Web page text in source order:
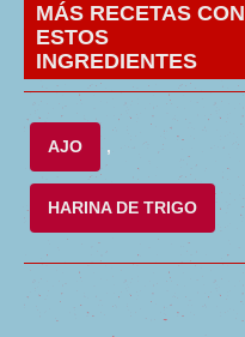
MÁS RECETAS CON
ESTOS
INGREDIENTES
AJO ,
HARINA DE TRIGO